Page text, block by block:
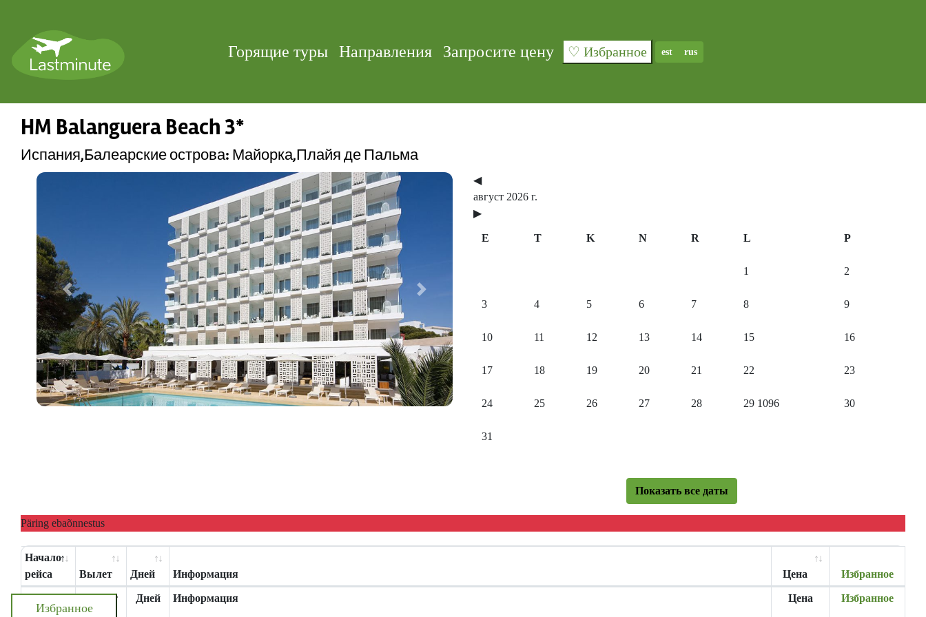
Горящие туры Направления Запросите цену ♡ Избранное est rus
HM Balanguera Beach 3*
Испания,Балеарские острова: Майорка,Плайя де Пальма
Previous Next
◀
август 2026 г.
▶
E T K N R L P
1 2
3 4 5 6 7 8 9
10 11 12 13 14 15 16
17 18 19 20 21 22 23
24 25 26 27 28 29 1096 30
31
Показать все даты
Päring ebaõnnestus
Начало
рейса
Вылет Дней Информация Цена Избранное
Начало
рейса
Вылет Дней Информация Цена Избранное
Избранное